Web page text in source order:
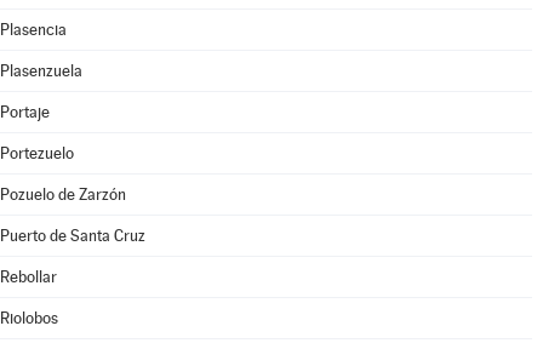
Plasencia
Plasenzuela
Portaje
Portezuelo
Pozuelo de Zarzón
Puerto de Santa Cruz
Rebollar
Riolobos